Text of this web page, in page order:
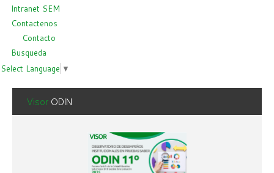
Intranet SEM
Contactenos
Contacto
Busqueda
Select Language ▼
Visor ODIN